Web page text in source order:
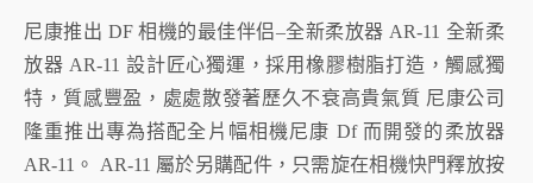
尼康推出 DF 相機的最佳伴侣–全新柔放器 AR-11 全新柔
放器 AR-11 設計匠心獨運，採用橡膠樹脂打造，觸感獨
特，質感豐盈，處處散發著歷久不衰高貴氣質 尼康公司
隆重推出專為搭配全片幅相機尼康 Df 而開發的柔放器
AR-11。 AR-11 屬於另購配件，只需旋在相機快門釋放按